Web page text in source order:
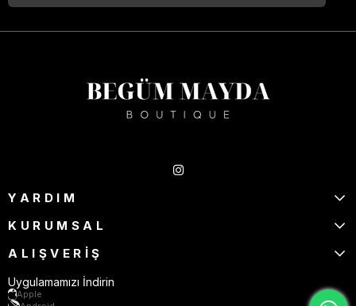
YARDIM
KURUMSAL
ALIŞVERİŞ
Uygulamamızı İndirin
Apple